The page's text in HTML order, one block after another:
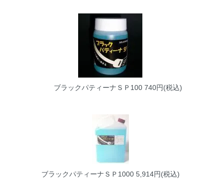
ブラックパティーナＳＰ100740円(税込)
ブラックパティーナＳＰ10005,914円(税込)